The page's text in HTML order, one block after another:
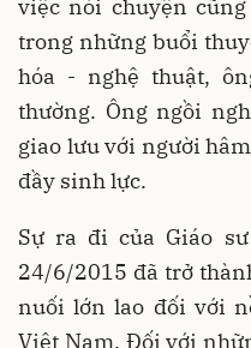
việc nói chuyện
trong những buổi
hóa - nghệ thuật,
thường. Ông ngồi
giao lưu với người
đầy sinh lực.
Sự ra đi của Giáo
24/6/2015 đã trở
nuối lớn lao đối với
Việt Nam. Đối với